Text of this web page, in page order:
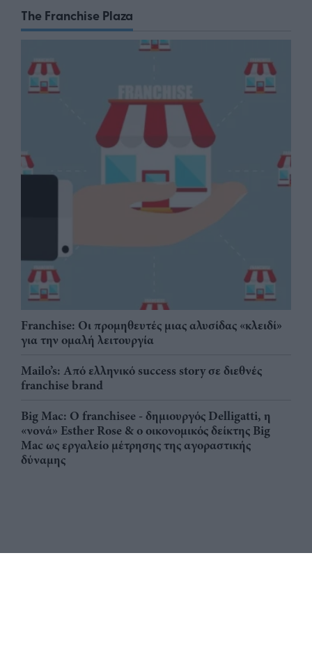
The Franchise Plaza
Franchise: Οι προμηθευτές μιας αλυσίδας «κλειδί»
για την ομαλή λειτουργία
Mailo’s: Από ελληνικό success story σε διεθνές
franchise brand
Big Mac: Ο franchisee - δημιουργός Delligatti, η
«νονά» Esther Rose & ο οικονομικός δείκτης Big
Mac ως εργαλείο μέτρησης της αγοραστικής
δύναμης